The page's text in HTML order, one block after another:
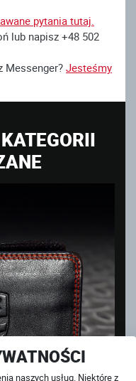
naszych usług. Niektóre z
pytania tutaj.
lub napisz +48 502
Messenger?Jesteśmy